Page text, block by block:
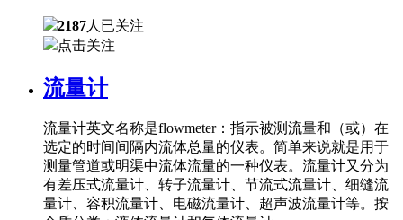
2187人已关注
点击关注
流量计
流量计英文名称是flowmeter：指示被测流量和（或）在
选定的时间间隔内流体总量的仪表。简单来说就是用于
测量管道或明渠中流体流量的一种仪表。流量计又分为
有差压式流量计、转子流量计、节流式流量计、细缝流
量计、容积流量计、电磁流量计、超声波流量计等。按